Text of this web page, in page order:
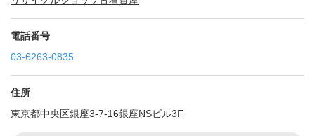
電話番号
03-6263-0835
住所
東京都中央区銀座3-7-16銀座NSビル3F